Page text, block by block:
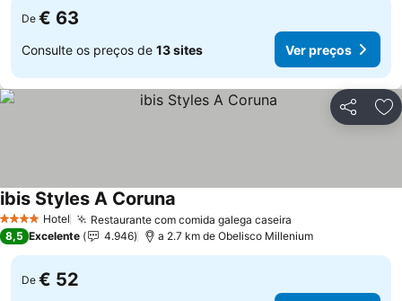
De € 63
Consulte os preços de 13 sites Ver preços
Partilhar
4 EstrelasHotel Restaurante com comida galega caseira
ibis Styles A Coruna
8,5 Excelente 4.946 a 2.7 km de Obelisco Millenium
De € 52